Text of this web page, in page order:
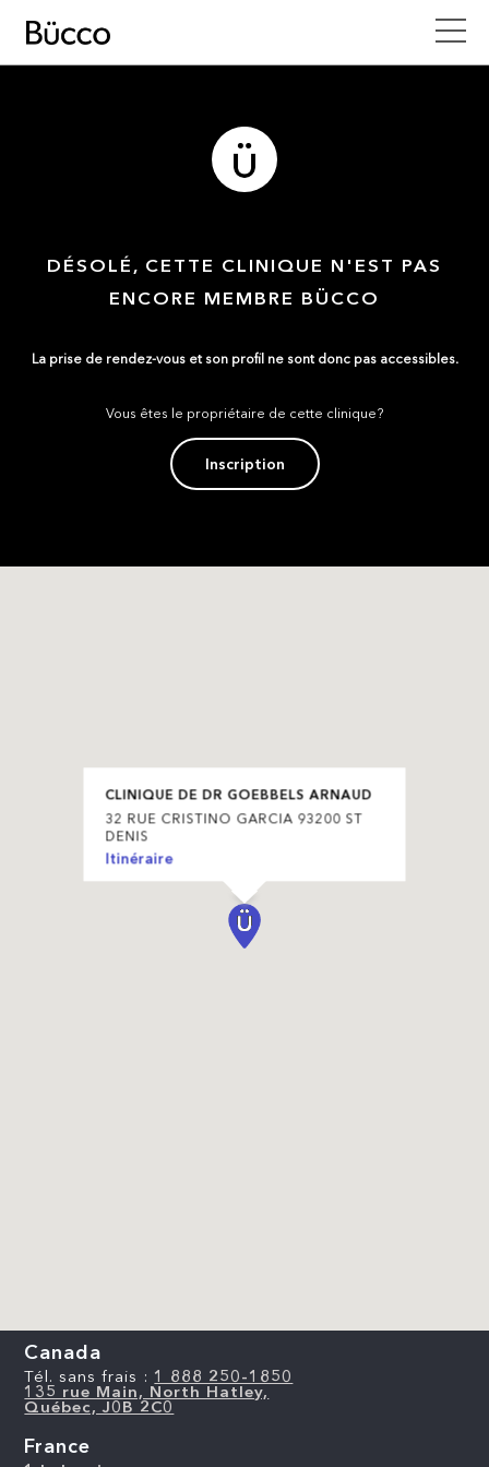
DÉSOLÉ, CETTE CLINIQUE N'EST PAS
ENCORE MEMBRE BÜCCO
La prise de rendez-vous et son profil ne sont donc pas accessibles.
Vous êtes le propriétaire de cette clinique?
Inscription
CLINIQUE DE DR GOEBBELS ARNAUD
32 RUE CRISTINO GARCIA 93200 ST
DENIS
Itinéraire
Canada
Tél. sans frais : 1 888 250-1850
135 rue Main, North Hatley,
Québec, J0B 2C0
France